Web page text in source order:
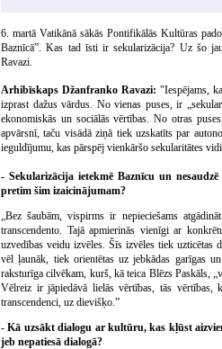
6. martā Vatikānā sākās Pontifikālās Kultūras
Baznīcā”. Kas tad īsti ir sekularizācija? Uz šo
Ravazi.
Arhibīskaps Džanfranko Ravazi: "Iespējams,
izprast dažus vārdus. No vienas puses, ir
ekonomiskās un sociālās vērtības. No otras
apvārsnī, taču visādā ziņā tiek uzskatīts par
ieguldījumu, kas pārspēj vienkāršo sekularitātes
- Sekularizācija ietekmē Baznīcu un
pretim šim izaicinājumam?
„Bez šaubām, vispirms ir nepieciešams
transcendento. Tajā apmierinās vienīgi ar
uzvedības veidu izvēles. Šīs izvēles tiek uzticētas
vēl ļaunāk, tiek orientētas uz jebkādas garīgas
raksturīga cilvēkam, kurš, kā teica Blēzs Paskāls,
Vēlreiz ir jāpiedāvā lielās vērtības, tās vērtības,
transcendenci, uz dievišķo.”
-Kā uzsākt dialogu ar kultūru, kas kļūst
jeb nepatiesā dialogā?